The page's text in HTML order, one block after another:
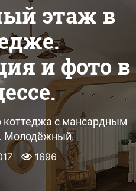
этаж в
и фото в
коттеджа с мансардным
Молодёжный.
1696